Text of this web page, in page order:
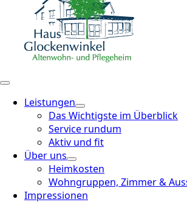
Leistungen
Das Wichtigste im Überblick
Service rundum
Aktiv und fit
Über uns
Heimkosten
Wohngruppen, Zimmer &
Impressionen